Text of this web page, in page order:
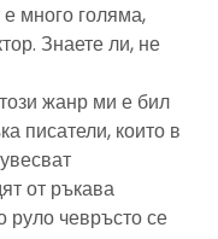
много голяма,
Знаете ли, не
жанр ми е бил
писатели, които в
от ръкава
руло чевръсто се